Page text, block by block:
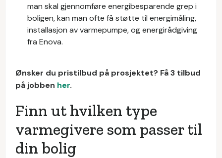
man skal gjennomføre energibesparende grep i
boligen, kan man ofte få støtte til energimåling,
installasjon av varmepumpe, og energirådgiving
fra Enova.
Ønsker du pristilbud på prosjektet? Få 3 tilbud
på jobben her.
Finn ut hvilken type
varmegivere som passer til
din bolig